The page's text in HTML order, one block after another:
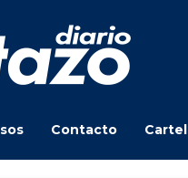
Contacto